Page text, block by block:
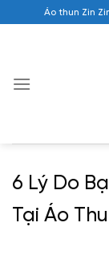
Áo thun Zin
6 Lý Do
Tại Áo